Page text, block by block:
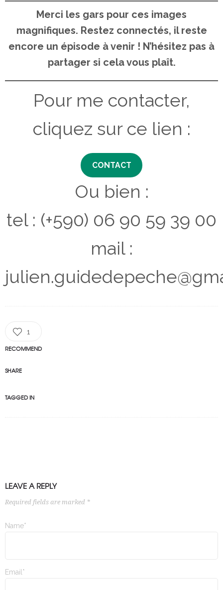
Merci les gars pour ces images
magnifiques. Restez connectés, il reste
encore un épisode à venir ! N’hésitez pas à
partager si cela vous plaît.
Pour me contacter,
cliquez sur ce lien :
CONTACT
Ou bien :
tel : (+590) 06 90 59 39 00
mail :
1
RECOMMEND
SHARE
TAGGED IN
LEAVE A REPLY
Required fields are marked *
Name*
Email*